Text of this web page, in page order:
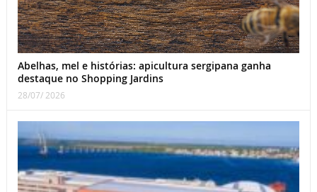
Abelhas, mel e histórias: apicultura sergipana ganha
destaque no Shopping Jardins
28/07/ 2026